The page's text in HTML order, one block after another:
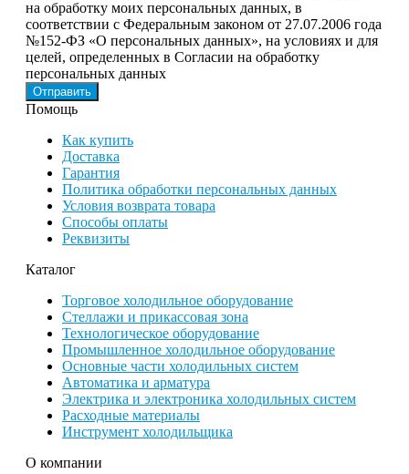
на обработку моих персональных данных, в
соответствии с Федеральным законом от 27.07.2006 года
№152-ФЗ «О персональных данных», на условиях и для
целей, определенных в Согласии на обработку
персональных данных
Помощь
Как купить
Доставка
Гарантия
Политика обработки персональных данных
Условия возврата товара
Способы оплаты
Реквизиты
Каталог
Торговое холодильное оборудование
Стеллажи и прикассовая зона
Технологическое оборудование
Промышленное холодильное оборудование
Основные части холодильных систем
Автоматика и арматура
Электрика и электроника холодильных систем
Расходные материалы
Инструмент холодильщика
О компании